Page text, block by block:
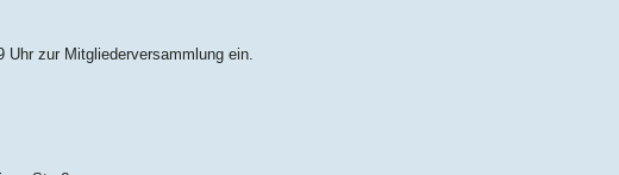
Uhr zur Mitgliederversammlung ein.